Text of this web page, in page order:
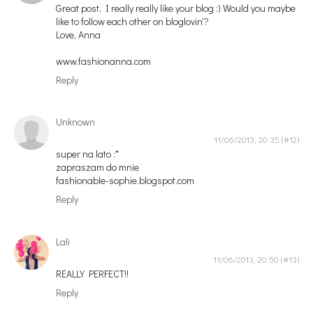
Great post, I really really like your blog :) Would you maybe
like to follow each other on bloglovin'?
Love, Anna
www.fashionanna.com
Reply
Unknown
11/06/2013, 20:35
super na lato :*
zapraszam do mnie
fashionable-sophie.blogspot.com
Reply
Lali
11/06/2013, 20:50
REALLY PERFECT!!
Reply